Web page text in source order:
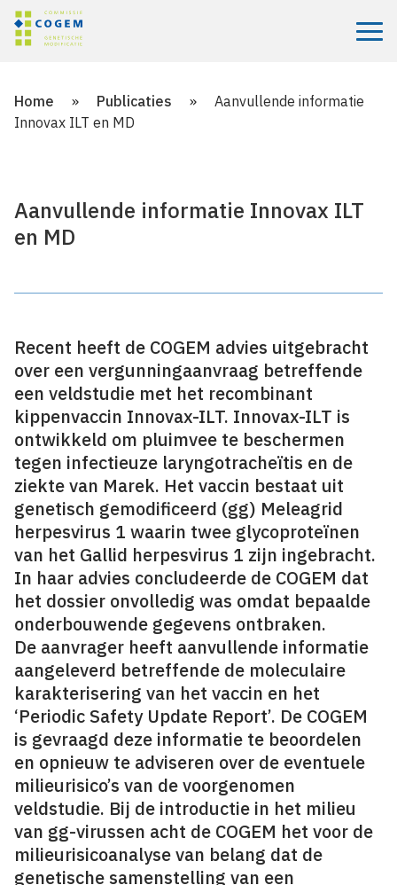
Menu
Home » Publicaties »
Aanvullende informatie
Innovax ILT en MD
Aanvullende informatie Innovax ILT
en MD
Recent heeft de COGEM advies uitgebracht
over een vergunningaanvraag betreffende
een veldstudie met het recombinant
kippenvaccin Innovax-ILT. Innovax-ILT is
ontwikkeld om pluimvee te beschermen
tegen infectieuze laryngotracheïtis en de
ziekte van Marek. Het vaccin bestaat uit
genetisch gemodificeerd (gg) Meleagrid
herpesvirus 1 waarin twee glycoproteïnen
van het Gallid herpesvirus 1 zijn ingebracht.
In haar advies concludeerde de COGEM dat
het dossier onvolledig was omdat bepaalde
onderbouwende gegevens ontbraken.
De aanvrager heeft aanvullende informatie
aangeleverd betreffende de moleculaire
karakterisering van het vaccin en het
‘Periodic Safety Update Report’. De COGEM
is gevraagd deze informatie te beoordelen
en opnieuw te adviseren over de eventuele
milieurisico’s van de voorgenomen
veldstudie. Bij de introductie in het milieu
van gg-virussen acht de COGEM het voor de
milieurisicoanalyse van belang dat de
genetische samenstelling van een